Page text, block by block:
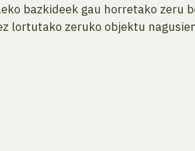
bazkideek gau horretako
lortutako zeruko objektu